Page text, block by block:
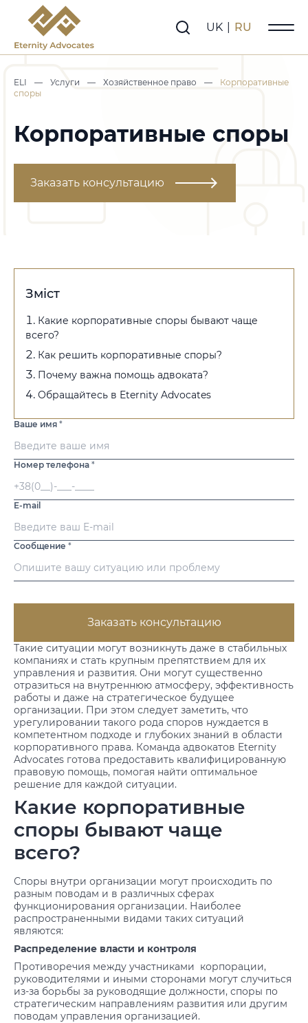
UK RU
ELI — Услуги — Хозяйственное право —
Корпоративные
споры
Корпоративные споры
Заказать консультацию
Такие ситуации могут возникнуть даже в стабильных
компаниях и стать крупным препятствием для их
управления и развития. Они могут существенно
отразиться на внутреннюю атмосферу, эффективность
работы и даже на стратегическое будущее
организации. При этом следует заметить, что
урегулировании такого рода споров нуждается в
компетентном подходе и глубоких знаний в области
корпоративного права. Команда адвокатов Eternity
Advocates готова предоставить квалифицированную
правовую помощь, помогая найти оптимальное
решение для каждой ситуации.
Какие корпоративные
споры бывают чаще
всего?
Споры внутри организации могут происходить по
разным поводам и в различных сферах
функционирования организации. Наиболее
распространенными видами таких ситуаций
являются:
Распределение власти и контроля
Противоречия между участниками корпорации,
руководителями и иными сторонами могут случиться
из-за борьбы за руководящие должности, споры по
стратегическим направлениям развития или другим
поводам управления организацией.
Зміст
Какие корпоративные споры бывают чаще
всего?
Как решить корпоративные споры?
Почему важна помощь адвоката?
Обращайтесь в Eternity Advocates
Ваше имя *
Номер телефона *
E-mail
Сообщение *
Заказать консультацию